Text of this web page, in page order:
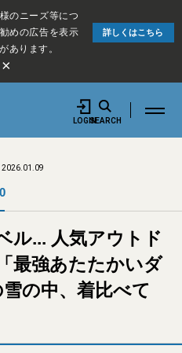
のニーズ等につ
めの広告を表示
あります。
詳しくはこちら
×
LOGINSEARCH
2026.01.09
ル... 人気アウトド
最強あたたかいダ
の中、着比べて